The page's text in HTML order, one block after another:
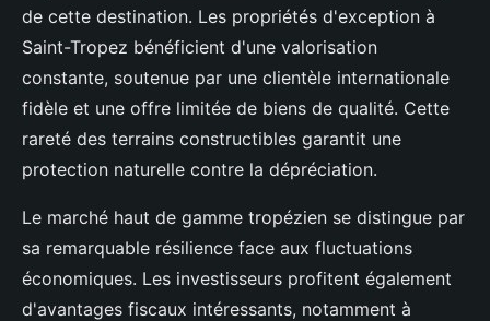
de cette destination. Les propriétés d'exception à
Saint-Tropez bénéficient d'une valorisation
constante, soutenue par une clientèle internationale
fidèle et une offre limitée de biens de qualité. Cette
rareté des terrains constructibles garantit une
protection naturelle contre la dépréciation.
Le marché haut de gamme tropézien se distingue par
sa remarquable résilience face aux fluctuations
économiques. Les investisseurs profitent également
d'avantages fiscaux intéressants, notamment à